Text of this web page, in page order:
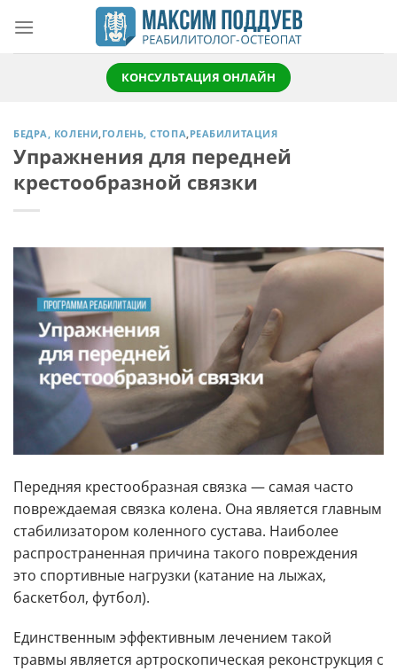
content
КОНСУЛЬТАЦИЯ ОНЛАЙН
БЕДРА, КОЛЕНИ,ГОЛЕНЬ, СТОПА,РЕАБИЛИТАЦИЯ
Упражнения для передней
крестообразной связки
Передняя крестообразная связка — самая часто
повреждаемая связка колена. Она является главным
стабилизатором коленного сустава. Наиболее
распространенная причина такого повреждения
это спортивные нагрузки (катание на лыжах,
баскетбол, футбол).
Единственным эффективным лечением такой
травмы является артроскопическая реконструкция с